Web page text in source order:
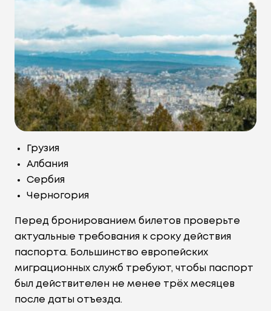
Грузия
Албания
Сербия
Черногория
Перед бронированием билетов проверьте
актуальные требования к сроку действия
паспорта. Большинство европейских
миграционных служб требуют, чтобы паспорт
был действителен не менее трёх месяцев
после даты отъезда.